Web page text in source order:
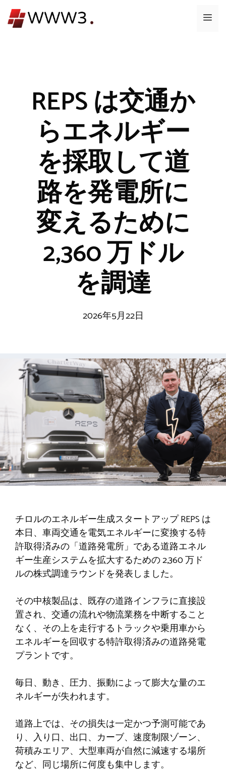
ン
メ
REPS は交通か
らエネルギー
を採取して道
路を発電所に
変えるために
2,360 万ドル
を調達
2026年5月22日
チロルのエネルギー生成スタートアップ REPS は
本日、車両交通を電気エネルギーに変換する特
許取得済みの「道路発電所」である道路エネル
ギー生産システムを拡大するための 2,360 万ド
ルの株式調達ラウンドを発表しました。
その中核製品は、既存の道路インフラに直接設
置され、交通の流れや物流業務を中断すること
なく、その上を走行するトラックや乗用車から
エネルギーを回収する特許取得済みの道路発電
プラントです。
毎日、動き、圧力、振動によって膨大な量のエ
ネルギーが失われます。
道路上では、その損失は一定かつ予測可能であ
り、入り口、出口、カーブ、速度制限ゾーン、
荷積みエリア、大型車両が自然に減速する場所
など、同じ場所に何度も集中します。